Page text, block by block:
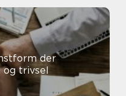
der
trivsel